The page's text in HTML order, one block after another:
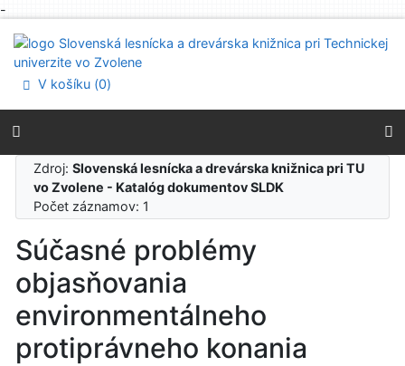
-
Prejsť na menu
Prehlásenie o webovej prístupnosti
V košíku (0)
Zdroj:Slovenská lesnícka a drevárska knižnica pri TU
vo Zvolene - Katalóg dokumentov SLDK
Počet záznamov: 1
Súčasné problémy
objasňovania
environmentálneho
protiprávneho konania